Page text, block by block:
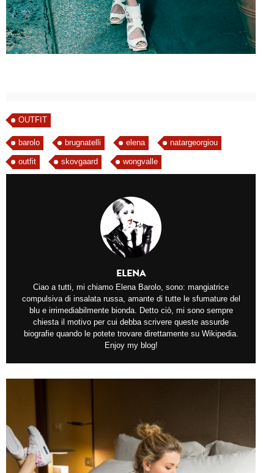
OUTFIT
barolo brugnatelli elena natargeorgiou
outfit skovgaard wongvalle
ELENA
Ciao a tutti, mi chiamo Elena Barolo, sono: mangiatrice
compulsiva di insalata russa, amante di tutte le sfumature del
blu e irrimediabilmente bionda. Detto ciò, mi sono sempre
chiesta il motivo per cui debba scrivere queste assurde
biografie quando le potete trovare direttamente su Wikipedia.
Enjoy my blog!